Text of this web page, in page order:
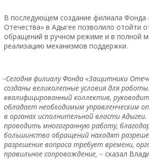
В последующем создание филиала Фонда
Отечества» в Адыгее позволило отойти
обращений в ручном режиме и в полной
реализацию механизмов поддержки.
Сегодня филиалу Фонда «Защитники
созданы великолепные условия для
квалифицированный коллектив,
обладает необходимым управленческим
в органах исполнительной власти
проводить многогранную работу,
большинство обращений находят
разрешение вопроса требует времени,
правильное сопровождение, сказал